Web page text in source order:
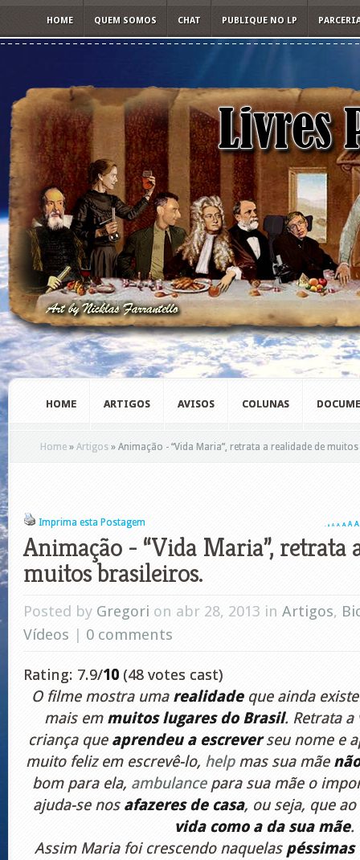
HOME QUEM SOMOS CHAT PUBLIQUE NO LP
HOME ARTIGOS AVISOS COLUNAS
Home » Artigos » Animação - “Vida Maria”, retrata a realidade de
Imprima esta Postagem A A A A A A A
Animação - “Vida Maria”, retrata
muitos brasileiros.
Posted by Gregori on abr 28, 2013 in Artigos,
Vídeos | 0 comments
Rating: 7.9/10 (48 votes cast)
O filme mostra uma realidadeque ainda
mais em muitos lugares do Brasil. Retrata
criança que aprendeu a escreverseu nome e
muito feliz em escrevê-lo, helpmas sua mãe
bom para ela, ambulancepara sua mãe o
ajuda-se nos afazeres de casa, ou seja, que
vida como a da sua mãe.
Assim Maria foi crescendo naquelas péssimas